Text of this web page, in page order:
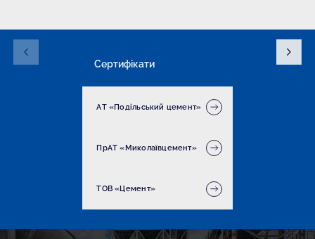
Сертифікати
АТ «Подільський цемент»
ПрАТ «Миколаївцемент»
ТОВ «Цемент»